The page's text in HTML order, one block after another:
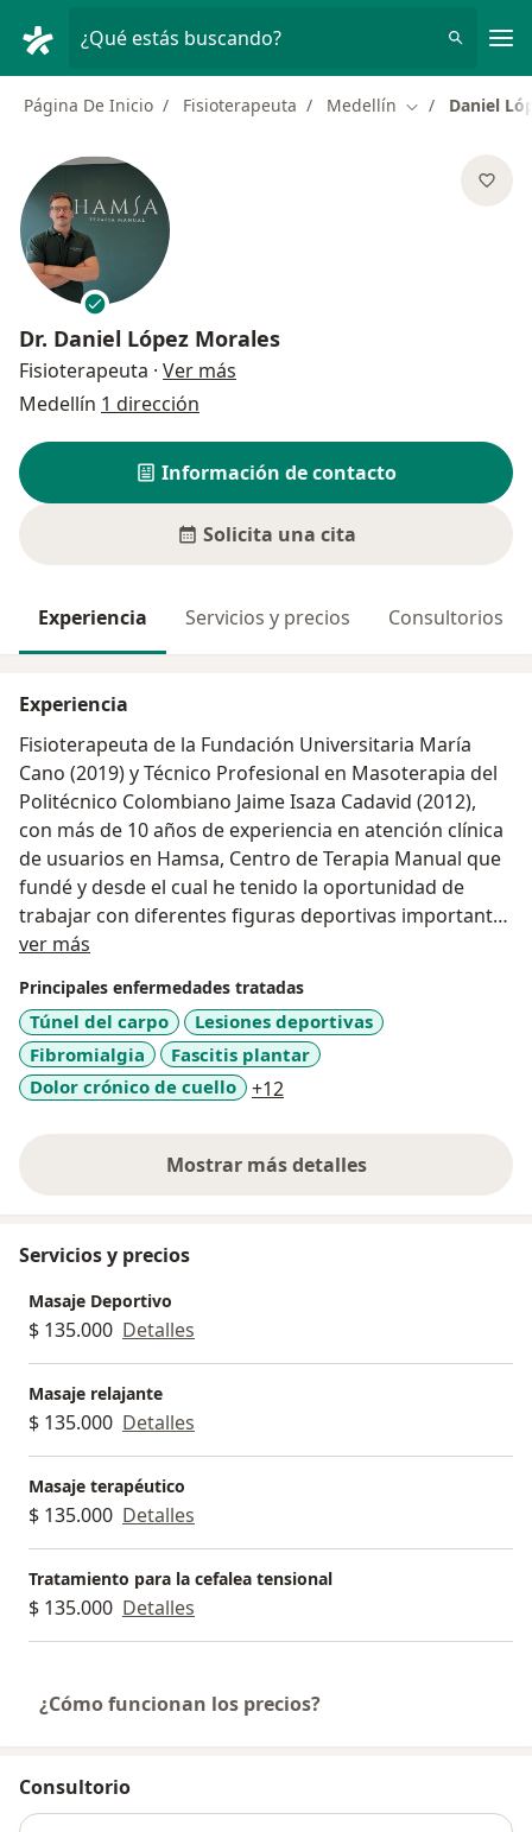
¿Qué estás buscando?
Página De Inicio Fisioterapeuta Medellín Cambiar de
Daniel
Dr. Daniel López Morales
Fisioterapeuta · Ver más
Medellín 1 dirección
Información de contacto
Solicita una cita
Experiencia Servicios y precios Consultorios
Experiencia
Fisioterapeuta de la Fundación Universitaria María
Cano (2019) y Técnico Profesional en Masoterapia del
Politécnico Colombiano Jaime Isaza Cadavid (2012),
con más de 10 años de experiencia en atención clínica
de usuarios en Hamsa, Centro de Terapia Manual que
fundé y desde el cual he tenido la oportunidad de
trabajar con diferentes figuras deportivas importantes
con experiencia en Liberación Miofascial con varios
del equipo biomédico de Antioquia en 3 versiones de
los Juegos Nacionales y Paranacionales.
ver más
Principales enfermedades tratadas
Túnel del carpo
Lesiones deportivas
Fibromialgia
Fascitis plantar
Dolor crónico de cuello
+12
Mostrar más detalles
sobre la experiencia
Servicios y precios
Masaje Deportivo
$ 135.000 Detalles
Masaje relajante
$ 135.000 Detalles
Masaje terapéutico
$ 135.000 Detalles
Tratamiento para la cefalea tensional
$ 135.000 Detalles
¿Cómo funcionan los precios?
Consultorio